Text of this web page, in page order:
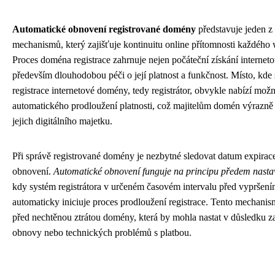
Automatické obnovení registrované domény představuje jeden
mechanismů, který zajišťuje kontinuitu online přítomnosti každého
Proces doména registrace zahrnuje nejen počáteční získání
především dlouhodobou péči o její platnost a funkčnost. Místo, kde
registrace internetové domény, tedy registrátor, obvykle nabízí
automatického prodloužení platnosti, což majitelům domén
jejich digitálního majetku.
Při správě registrované domény je nezbytné sledovat datum
obnovení. Automatické obnovení funguje na principu předem
kdy systém registrátora v určeném časovém intervalu před
automaticky iniciuje proces prodloužení registrace. Tento
před nechtěnou ztrátou domény, která by mohla nastat v důsledku
obnovy nebo technických problémů s platbou.